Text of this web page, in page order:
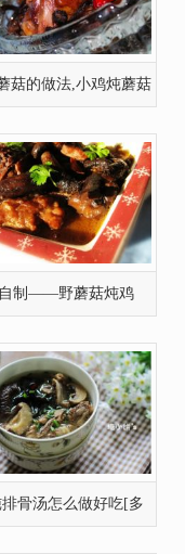
多种维生素，以及各种酶
道鲜美，营养较全面的菇类
菇的做法,小鸡炖蘑菇
制——野蘑菇炖鸡
骨汤怎么做好吃[多